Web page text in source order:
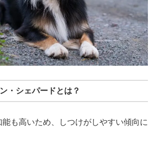
・シェパードとは？
も高いため、しつけがしやすい傾向に